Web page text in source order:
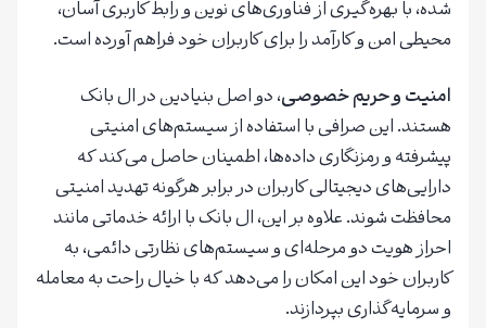
شده، با بهره‌گیری از فناوری‌های نوین و رابط کاربری آسان،
محیطی امن و کارآمد را برای کاربران خود فراهم آورده است.
امنیت و حریم خصوصی، دو اصل بنیادین در ال بانک
هستند. این صرافی با استفاده از سیستم‌های امنیتی
پیشرفته و رمزنگاری داده‌ها، اطمینان حاصل می‌کند که
دارایی‌های دیجیتالی کاربران در برابر هرگونه تهدید امنیتی
محافظت شوند. علاوه بر این، ال بانک با ارائه خدماتی مانند
احراز هویت دو مرحله‌ای و سیستم‌های نظارتی دائمی، به
کاربران خود این امکان را می‌دهد که با خیال راحت به معامله
و سرمایه‌گذاری بپردازند.